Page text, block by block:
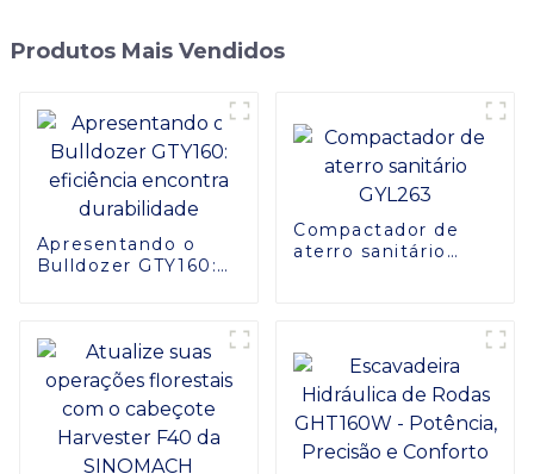
Produtos Mais Vendidos
Apresentando o
Bulldozer GTY160:
Compactador de
aterro sanitário